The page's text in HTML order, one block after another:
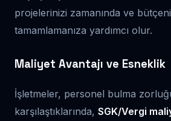
projelerinizi zamanında ve
tamamlamanıza yardımcı olur.
Maliyet Avantajı ve Esneklik
İşletmeler, personel bulma
karşılaştıklarında, SGK/Vergi